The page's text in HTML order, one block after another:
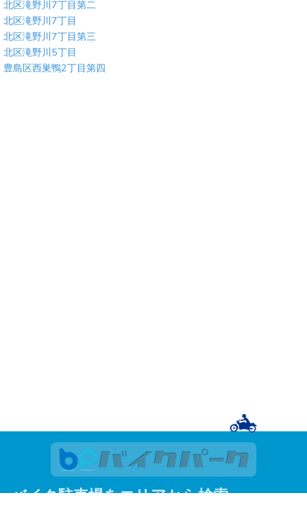
北区滝野川7丁目第二
北区滝野川7丁目
北区滝野川7丁目第三
北区滝野川5丁目
豊島区西巣鴨2丁目第四
バイク駐車場をエリアから検索